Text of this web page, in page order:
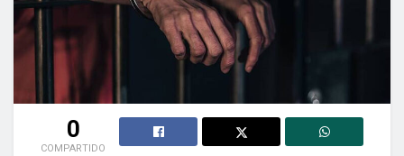
0
COMPARTIDO